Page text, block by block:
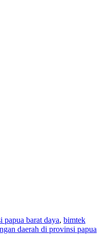
papua barat daya, bimtek
daerah di provinsi papua